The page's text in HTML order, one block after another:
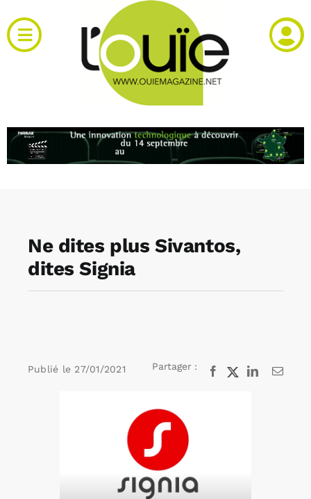
au
contenu
Toggle
Navigation
RH et emploi
Agenda
Ne dites plus Sivantos,
dites Signia
Publié le 27/01/2021 Partager : Facebook
X LinkedInEmail